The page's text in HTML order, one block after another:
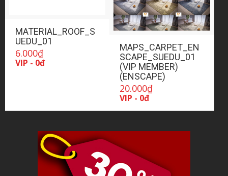
MATERIAL_ROOF_S
UEDU_01
6.000₫
VIP - 0đ
MAPS_CARPET_EN
SCAPE_SUEDU_01
(VIP MEMBER)
(ENSCAPE)
20.000₫
VIP - 0đ